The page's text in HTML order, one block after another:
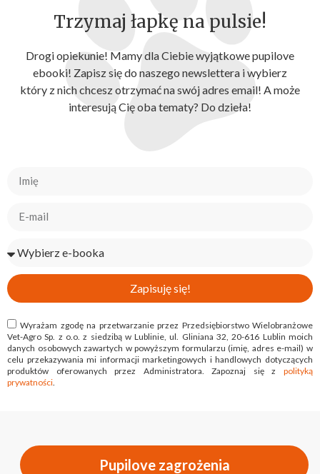
Trzymaj łapkę na pulsie!
Drogi opiekunie! Mamy dla Ciebie wyjątkowe pupilove
ebooki! Zapisz się do naszego newslettera i wybierz
który z nich chcesz otrzymać na swój adres email! A może
interesują Cię oba tematy? Do dzieła!
Wyrażam zgodę na przetwarzanie przez Przedsiębiorstwo Wielobranżowe
Vet-Agro Sp. z o.o. z siedzibą w Lublinie, ul. Gliniana 32, 20-616 Lublin moich
danych osobowych zawartych w powyższym formularzu (imię, adres e-mail) w
celu przekazywania mi informacji marketingowych i handlowych dotyczących
produktów oferowanych przez Administratora. Zapoznaj się z polityką
prywatności
Zapisuję się!
Pupilove zagrożenia